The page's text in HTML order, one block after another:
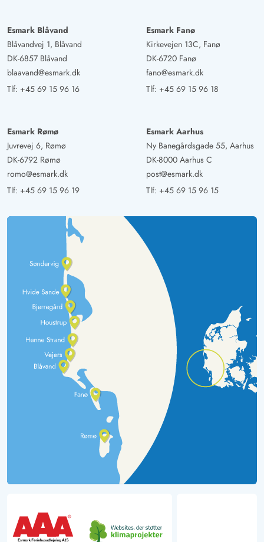
Esmark Blåvand
Blåvandvej 1, Blåvand
DK-6857 Blåvand
blaavand@esmark.dk
Tlf: +45 69 15 96 16
Esmark Fanø
Kirkevejen 13C, Fanø
DK-6720 Fanø
fano@esmark.dk
Tlf: +45 69 15 96 18
Esmark Rømø
Juvrevej 6, Rømø
DK-6792 Rømø
romo@esmark.dk
Tlf: +45 69 15 96 19
Esmark Aarhus
Ny Banegårdsgade 55, Aarhus
DK-8000 Aarhus C
post@esmark.dk
Tlf: +45 69 15 96 15